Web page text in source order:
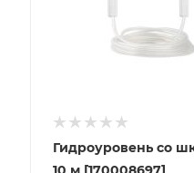
Гидроуровень со